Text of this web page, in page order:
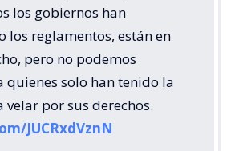
los gobiernos han
los reglamentos, están en
pero no podemos
quienes solo han tenido la
velar por sus derechos.
JUCRxdVznN